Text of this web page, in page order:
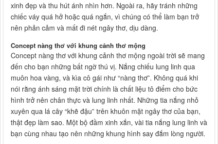
xinh đẹp và thu hút ánh nhìn hơn. Ngoài ra, hãy tránh những
chiếc váy quá hở hoặc quá ngắn, vì chúng có thể làm bạn trở
nên phản cảm và mất đi nét ngây thơ, dịu dàng.
Concept nàng thơ với khung cảnh thơ mộng
Concept nàng thơ với khung cảnh thơ mộng ngoài trời sẽ mang
đến cho bạn những bất ngờ thú vị. Nắng chiếu lung linh qua
muôn hoa vàng, và kìa cô gái như “nàng thơ”. Không quá khi
nói rằng ánh sáng mặt trời chính là chất liệu tô điểm cho bức
hình trở nên chân thực và lung linh nhất. Những tia nắng nhỏ
xuyên qua lá cây “khẽ đậu” trên khuôn mặt ngây thơ của bạn,
thật đẹp làm sao. Một bộ đầm xinh xắn, vài tia nắng lung linh và
bạn cùng nhau tạo nên những khung hình say đắm lòng người.